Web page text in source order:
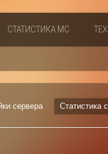
СТАТИСТИКА МС
сервера Статистика